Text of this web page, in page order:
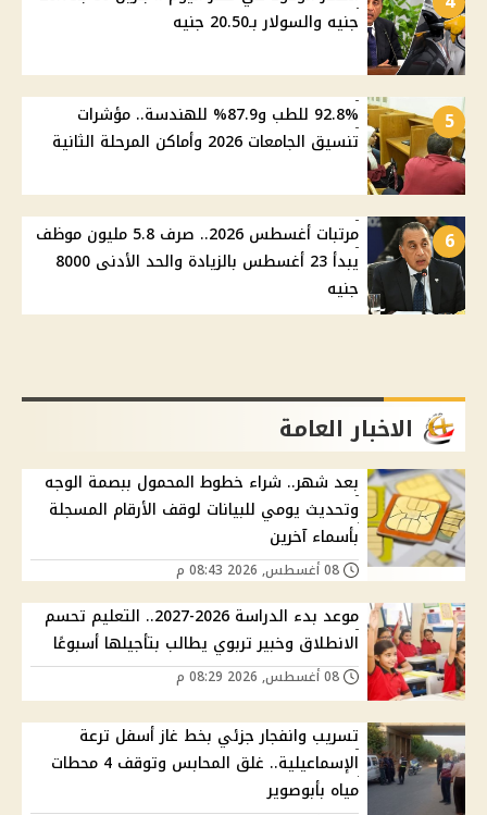
جنيه والسولار بـ20.50 جنيه
5
92.8% للطب و87.9% للهندسة.. مؤشرات
تنسيق الجامعات 2026 وأماكن المرحلة الثانية
6
مرتبات أغسطس 2026.. صرف 5.8 مليون موظف
يبدأ 23 أغسطس بالزيادة والحد الأدنى 8000
جنيه
الاخبار العامة
بعد شهر.. شراء خطوط المحمول ببصمة الوجه
وتحديث يومي للبيانات لوقف الأرقام المسجلة
بأسماء آخرين
موعد بدء الدراسة 2026-2027.. التعليم تحسم
الانطلاق وخبير تربوي يطالب بتأجيلها أسبوعًا
تسريب وانفجار جزئي بخط غاز أسفل ترعة
الإسماعيلية.. غلق المحابس وتوقف 4 محطات
مياه بأبوصوير